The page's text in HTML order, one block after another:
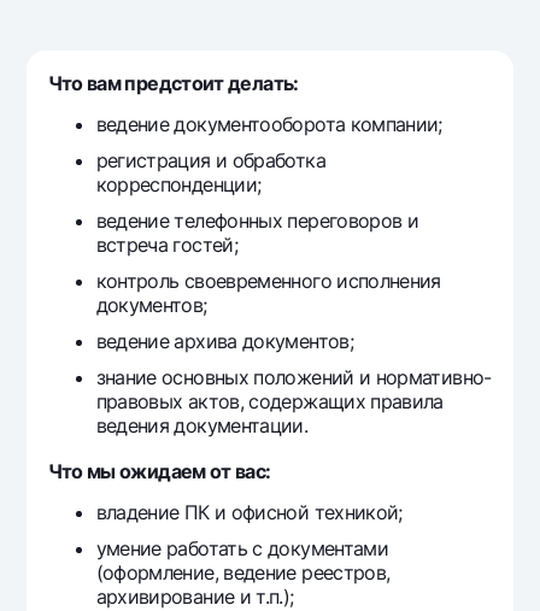
Talab qilib olinguncha USD
Oltin omonat
NBU’dan oltin quymalar
Kumush omonat
Visa
Ish haqi
Garmin pay
Aksiyalar
Milliy mobil ilovasi
Ko'p beriladigan savollar
Sayt bo‘yicha qidiring
Qidirish
Foydali havolalar
Ko'p beriladigan savollar
Matbuot markazi
Ofis va bankomatlar
Shaxsiy ma'lumotlarni qayta ishlashga rozilik berish
Что вам предстоит делать:
ведение документооборота компании;
регистрация и обработка
корреспонденции;
ведение телефонных переговоров и
встреча гостей;
контроль своевременного исполнения
документов;
ведение архива документов;
знание основных положений и нормативно-
правовых актов, содержащих правила
ведения документации.
Что мы ожидаем от вас:
владение ПК и офисной техникой;
умение работать с документами
(оформление, ведение реестров,
архивирование и т.п.);